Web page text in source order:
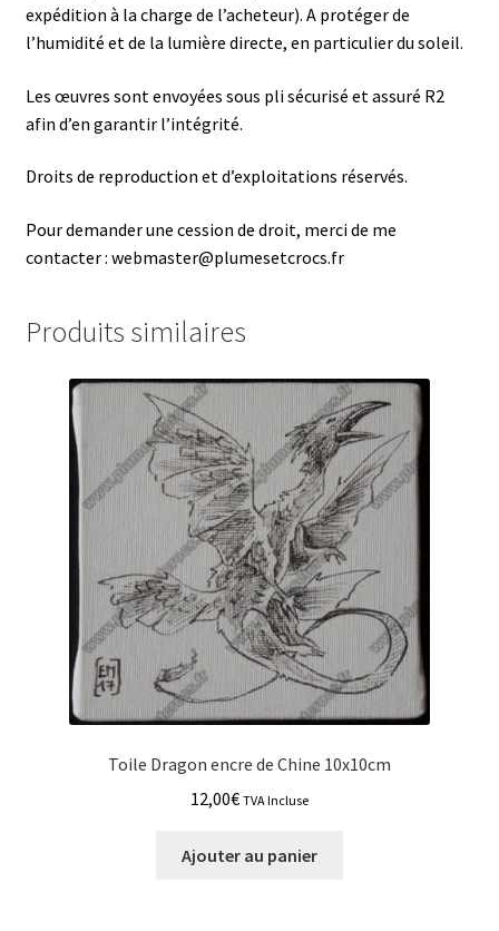
expédition à la charge de l’acheteur). A protéger de
l’humidité et de la lumière directe, en particulier du soleil.
Les œuvres sont envoyées sous pli sécurisé et assuré R2
afin d’en garantir l’intégrité.
Droits de reproduction et d’exploitations réservés.
Pour demander une cession de droit, merci de me
contacter : webmaster@plumesetcrocs.fr
Produits similaires
Toile Dragon encre de Chine 10x10cm
12,00€ TVA Incluse
Ajouter au panier